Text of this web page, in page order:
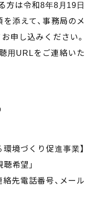
方は令和8年8月19日
を添えて、事務局のメ
申し込みください。
用URLをご連絡いた
境づくり促進事業】
希望」
絡先電話番号、メール